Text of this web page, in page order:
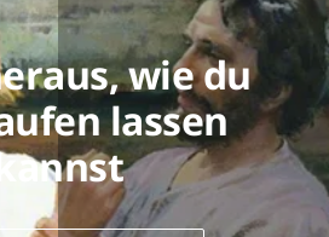
wie du
lassen